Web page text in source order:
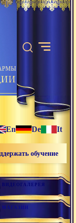
En De It
обучение
ВИДЕОГАЛЕРЕЯ
МАГАЗИН